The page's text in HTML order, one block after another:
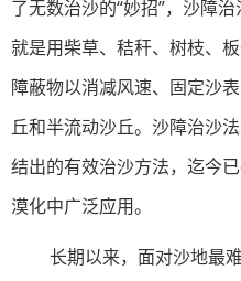
了无数治沙的“妙招”，沙障
就是用柴草、秸秆、树枝、
障蔽物以消减风速、固定沙
丘和半流动沙丘。沙障治沙
结出的有效治沙方法，迄今
漠化中广泛应用。
长期以来，面对沙地最